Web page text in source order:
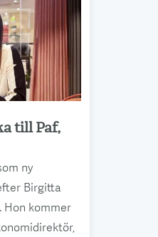
till Paf,
ny
Birgitta
Hon kommer